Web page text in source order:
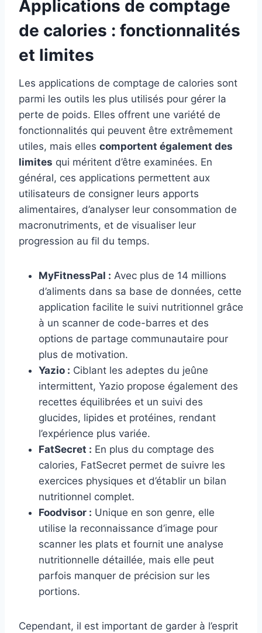
Applications de comptage
de calories : fonctionnalités
et limites
Les applications de comptage de calories sont
parmi les outils les plus utilisés pour gérer la
perte de poids. Elles offrent une variété de
fonctionnalités qui peuvent être extrêmement
utiles, mais elles comportent également des
limites qui méritent d’être examinées. En
général, ces applications permettent aux
utilisateurs de consigner leurs apports
alimentaires, d’analyser leur consommation de
macronutriments, et de visualiser leur
progression au fil du temps.
MyFitnessPal : Avec plus de 14 millions
d’aliments dans sa base de données, cette
application facilite le suivi nutritionnel grâce
à un scanner de code-barres et des
options de partage communautaire pour
plus de motivation.
Yazio : Ciblant les adeptes du jeûne
intermittent, Yazio propose également des
recettes équilibrées et un suivi des
glucides, lipides et protéines, rendant
l’expérience plus variée.
FatSecret : En plus du comptage des
calories, FatSecret permet de suivre les
exercices physiques et d’établir un bilan
nutritionnel complet.
Foodvisor : Unique en son genre, elle
utilise la reconnaissance d’image pour
scanner les plats et fournit une analyse
nutritionnelle détaillée, mais elle peut
parfois manquer de précision sur les
portions.
Cependant, il est important de garder à l’esprit